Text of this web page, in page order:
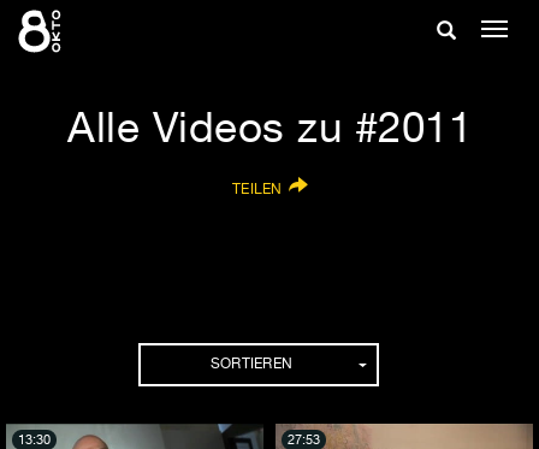
Zum
Inhalt
Suche
Alle Videos zu #2011
TEILEN
SORTIEREN
13:30 27:53